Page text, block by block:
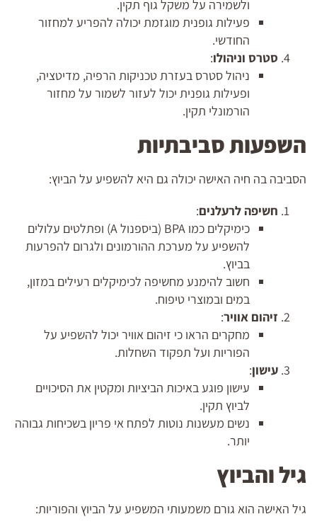
ולשמירה על משקל גוף תקין.
פעילות גופנית מוגזמת יכולה להפריע למחזור
החודשי.
סטרס וניהולו:
ניהול סטרס בעזרת טכניקות הרפיה, מדיטציה,
ופעילות גופנית יכול לעזור לשמור על מחזור
הורמונלי תקין.
השפעות סביבתיות
הסביבה בה חיה האישה יכולה גם היא להשפיע על הביוץ:
חשיפה לרעלנים:
כימיקלים כמו BPA (ביספנול A) ופתלטים עלולים
להשפיע על מערכת ההורמונים ולגרום להפרעות
בביוץ.
חשוב להימנע מחשיפה לכימיקלים רעילים במזון,
במים ובמוצרי טיפוח.
זיהום אוויר:
מחקרים הראו כי זיהום אוויר יכול להשפיע על
הפוריות ועל תפקוד השחלות.
עישון:
עישון פוגע באיכות הביציות ומקטין את הסיכויים
לביוץ תקין.
נשים מעשנות נוטות לפתח אי פריון בשכיחות גבוהה
יותר.
גיל והביוץ
גיל האישה הוא גורם משמעותי המשפיע על הביוץ והפוריות: